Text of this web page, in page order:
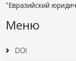
"Евразийский
Меню
DOI